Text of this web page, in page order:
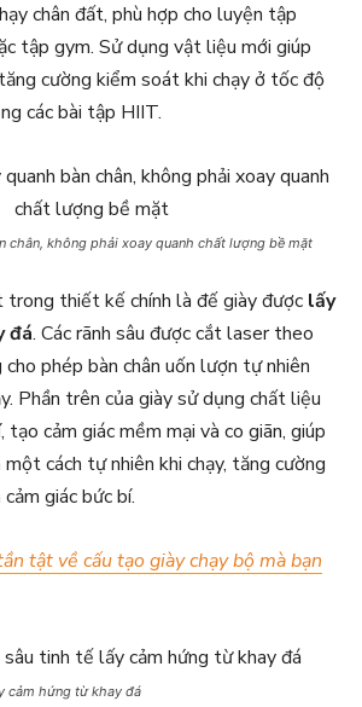
chân đất, phù hợp cho luyện tập
tập gym. Sử dụng vật liệu mới giúp
cường kiểm soát khi chạy ở tốc độ
các bài tập HIIT.
chân, không phải xoay quanh chất lượng bề mặt
thiết kế chính là đế giày được lấy
đá. Các rãnh sâu được cắt laser theo
cho phép bàn chân uốn lượn tự nhiên
Phần trên của giày sử dụng chất liệu
cảm giác mềm mại và co giãn, giúp
cách tự nhiên khi chạy, tăng cường
giác bức bí.
tật về cấu tạo giày chạy bộ mà bạn
cảm hứng từ khay đá